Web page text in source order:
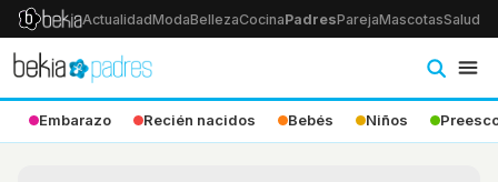
ActualidadModaBellezaCocinaPadresParejaMascotasSalud
Embarazo Recién nacidos Bebés Niños